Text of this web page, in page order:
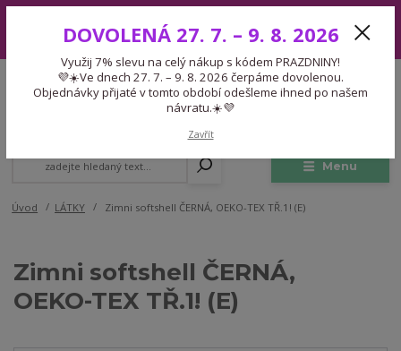
7. – 9. 8. 2026 čerpáme dovolenou. Objednávky přijaté v tomto období
odešleme ihned po našem návratu.☀️💜
Menu
CZK
Expedice 775 866 913
Po-Čt 9-15:30 Pá 9-14:30 Pauza 13-13:45
Úvod LÁTKY Zimni softshell ČERNÁ, OEKO-TEX TŘ.1! (E)
Zimni softshell ČERNÁ,
OEKO-TEX TŘ.1! (E)
DOVOLENÁ 27. 7. – 9. 8. 2026
Využij 7% slevu na celý nákup s kódem PRAZDNINY!
💜☀️Ve dnech 27. 7. – 9. 8. 2026 čerpáme dovolenou.
Objednávky přijaté v tomto období odešleme ihned po našem
návratu.☀️💜
Zavřít